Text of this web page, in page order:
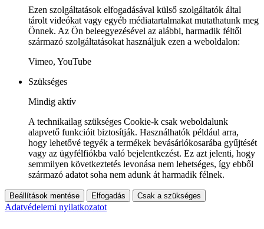
Ezen szolgáltatások elfogadásával külső szolgáltatók által
tárolt videókat vagy egyéb médiatartalmakat mutathatunk meg
Önnek. Az Ön beleegyezésével az alábbi, harmadik féltől
származó szolgáltatásokat használjuk ezen a weboldalon:
Vimeo, YouTube
Szükséges
Mindig aktív
A technikailag szükséges Cookie-k csak weboldalunk
alapvető funkcióit biztosítják. Használhatók például arra,
hogy lehetővé tegyék a termékek bevásárlókosarába gyűjtését
vagy az ügyfélfiókba való bejelentkezést. Ez azt jelenti, hogy
semmilyen következtetés levonása nem lehetséges, így ebből
származó adatot soha nem adunk át harmadik félnek.
Beállítások mentése Elfogadás Csak a szükséges
Adatvédelemi nyilatkozatot